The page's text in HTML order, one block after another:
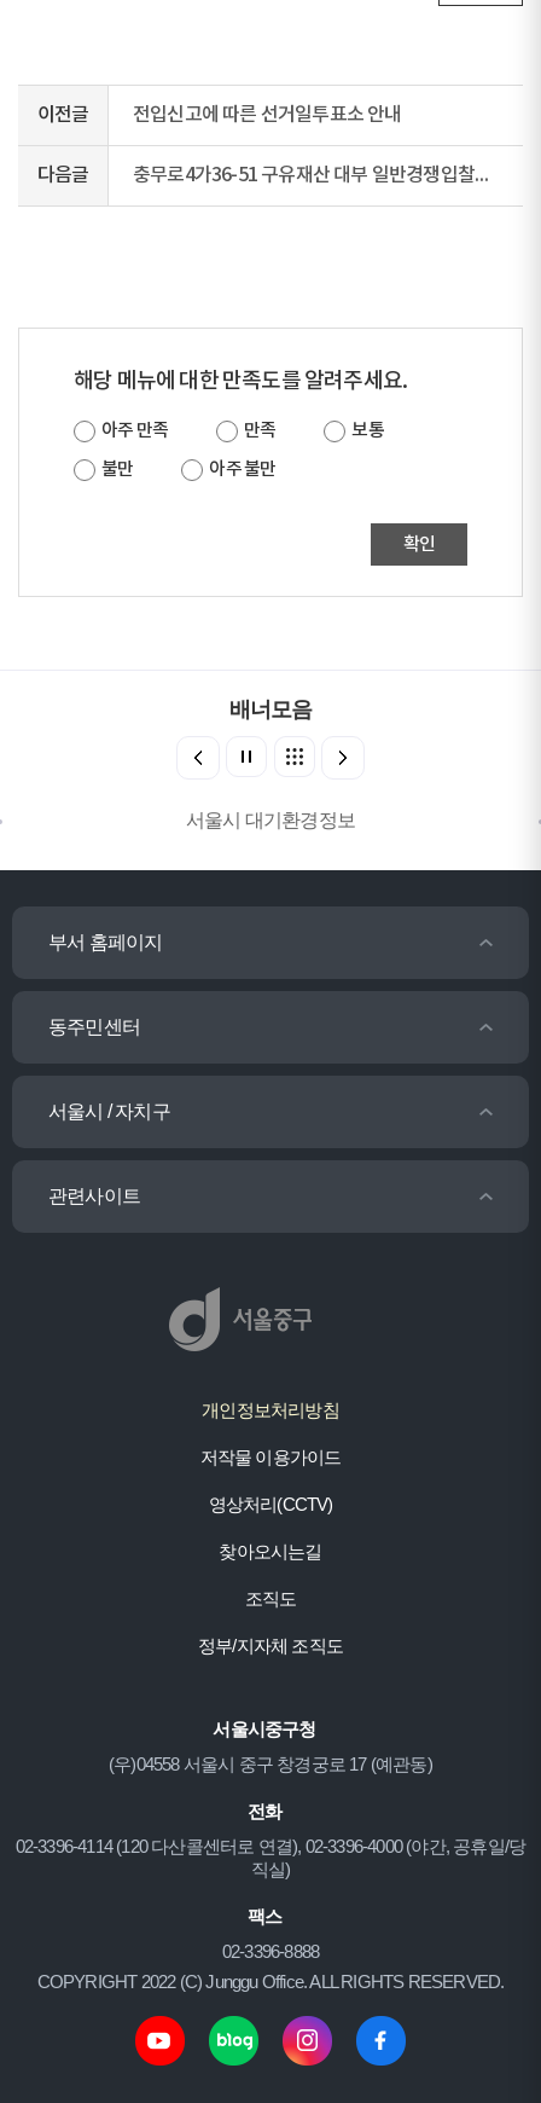
이전글 전입신고에 따른 선거일투표소 안내
다음글 충무로4가36-51 구유재산 대부 일반경쟁입찰공고(3차)
해당 메뉴에 대한 만족도를 알려주세요.
아주 만족 만족
보통
불만
아주 불만
확인
배너모음
서울시 대기환경정보
부서 홈페이지
동주민센터
서울시 / 자치구
관련사이트
개인정보처리방침
저작물 이용가이드
영상처리(CCTV)
찾아오시는길
조직도
정부/지자체 조직도
서울시중구청
(우)04558 서울시 중구 창경궁로 17 (예관동)
전화
02-3396-4114 (120 다산콜센터로 연결), 02-3396-4000 (야간, 공휴일/당
직실)
팩스
02-3396-8888
COPYRIGHT 2022 (C) Junggu Office. ALL RIGHTS RESERVED.